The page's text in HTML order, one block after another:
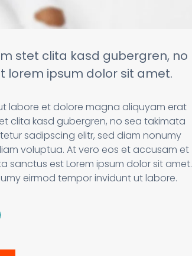
stet clita kasd gubergren, no
lorem ipsum dolor sit amet.
labore et dolore magna aliquyam erat
clita kasd gubergren, no sea takimata
sadipscing elitr, sed diam nonumy
voluptua. At vero eos et accusam et
sanctus est Lorem ipsum dolor sit amet.
eirmod tempor invidunt ut labore.